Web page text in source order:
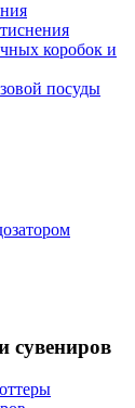
коробок и
посуды
сувениров